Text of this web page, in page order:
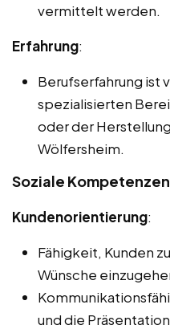
vermittelt werden.
Erfahrung:
Berufserfahrung ist
spezialisierten
oder der
Wölfersheim.
Soziale
Kundenorientierung:
Fähigkeit, Kunden
Wünsche
und die